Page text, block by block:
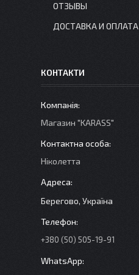
ОТЗЫВЫ
ДОСТАВКА И ОПЛАТА
КОНТАКТИ
Магазин "KARASS"
Ніколетта
Берегово, Україна
+380 (50) 505-19-91